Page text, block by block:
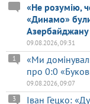
«Не розумію,
«Динамо»
Азербайджану
09.08.2026, 09:31
«Ми
про 0:0
1
09.08.2026, 09:07
Іван Гецко:
3